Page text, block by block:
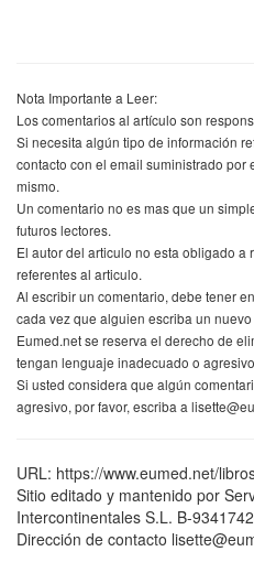
Nota Importante a Leer:
Los comentarios al artículo son
Si necesita algún tipo de información
contacto con el email suministrado
mismo.
Un comentario no es mas que un
futuros lectores.
El autor del articulo no esta obligado a
referentes al articulo.
Al escribir un comentario, debe tener
cada vez que alguien escriba un
Eumed.net se reserva el derecho de
tengan lenguaje inadecuado o
Si usted considera que algún
agresivo, por favor, escriba a
URL: https://www.eumed.net/
Sitio editado y mantenido por
Intercontinentales S.L. B-
Dirección de contacto